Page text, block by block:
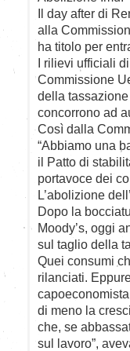
Il day after di
alla
ha titolo per
I rilievi ufficiali
Commissione
della
concorrono ad
Così dalla
“Abbiamo una
il Patto di
portavoce dei
L’abolizione
Dopo la
Moody’s, oggi
sul taglio della
Quei consumi
rilanciati.
di meno la
che, se
sul lavoro”,